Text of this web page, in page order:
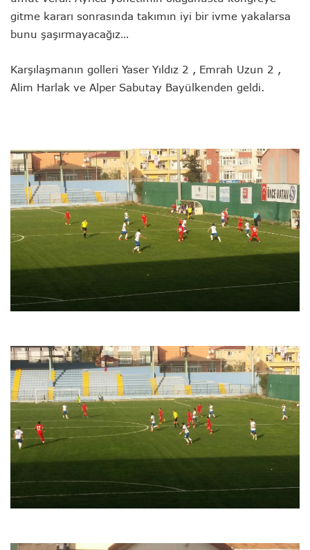
gitme kararı sonrasında takımın iyi bir ivme yakalarsa
bunu şaşırmayacağız…
Karşılaşmanın golleri Yaser Yıldız 2 , Emrah Uzun 2 ,
Alim Harlak ve Alper Sabutay Bayülkenden geldi.